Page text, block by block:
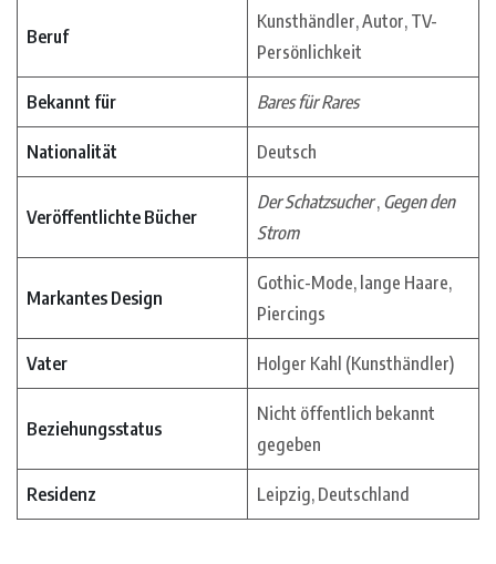
Beruf
Kunsthändler, Autor, TV-
Persönlichkeit
Bekannt für Bares für Rares
Nationalität Deutsch
Veröffentlichte Bücher
Der Schatzsucher, Gegen den
Strom
Markantes Design
Gothic-Mode, lange Haare,
Piercings
Vater Holger Kahl (Kunsthändler)
Beziehungsstatus
Nicht öffentlich bekannt
gegeben
Residenz Leipzig, Deutschland